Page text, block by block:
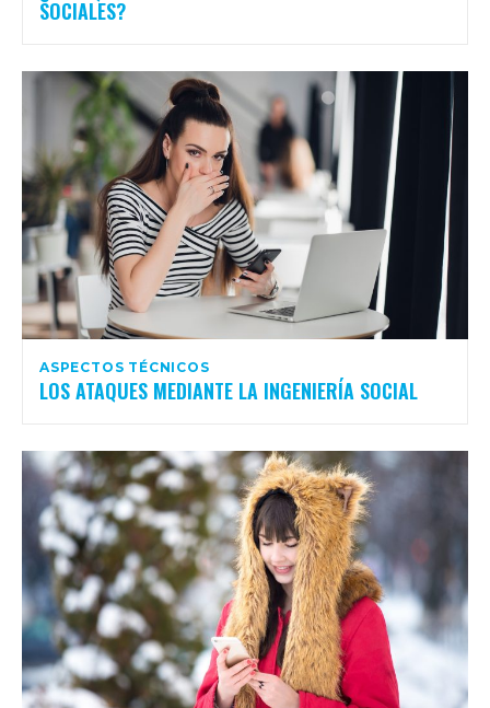
SOCIALES?
ASPECTOS TÉCNICOS
LOS ATAQUES MEDIANTE LA INGENIERÍA SOCIAL